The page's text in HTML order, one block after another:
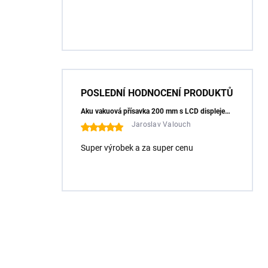
POSLEDNÍ HODNOCENÍ PRODUKTŮ
Aku vakuová přísavka 200 mm s LCD displejem (150 kg) - HÖGERT HT3B355
Jaroslav Valouch
Super výrobek a za super cenu